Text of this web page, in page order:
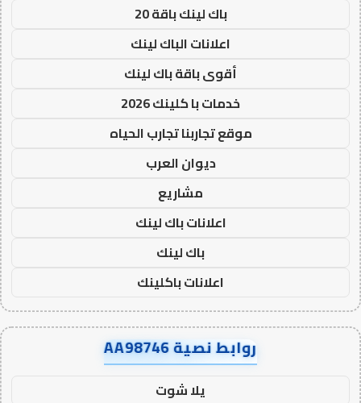
باك لينك باقة 20
اعلانات الباك لينك
أقوى باقة باك لينك
خدمات با كلينك 2026
موقع تجاربنا تجارب الحياه
ديوان العرب
مشاريع
اعلانات باك لينك
باك لينك
اعلانات باكلينك
روابط نصية AA98746
يلا شوت